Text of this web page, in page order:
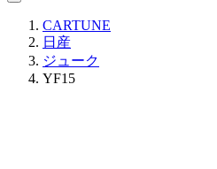
CARTUNE
日産
ジューク
YF15